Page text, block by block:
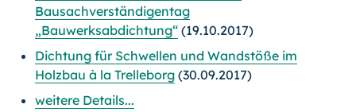
Bausachverständigentag
„Bauwerksabdichtung“ (19.10.2017)
Dichtung für Schwellen und Wandstöße im
Holzbau à la Trelleborg (30.09.2017)
weitere Details...